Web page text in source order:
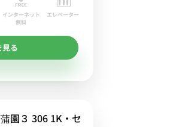
インターネット
無料
エレベーター
見る
園３ 306 1K・セ